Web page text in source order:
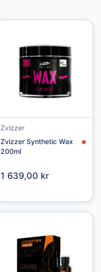
Zvizzer
Zvizzer Synthetic Wax
200ml
1 639,00 kr